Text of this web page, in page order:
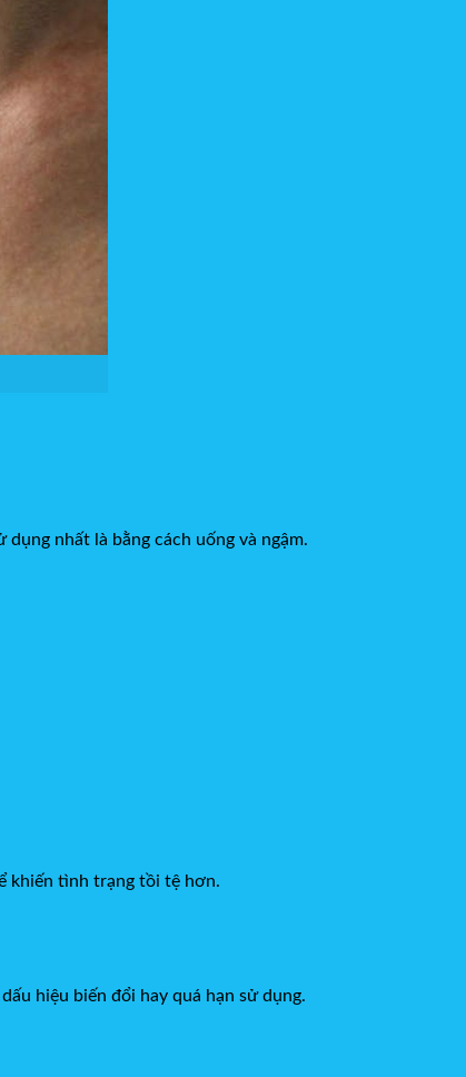
nhất là bằng cách uống và ngậm.
khiến tình trạng tồi tệ hơn.
hiệu biến đổi hay quá hạn sử dụng.